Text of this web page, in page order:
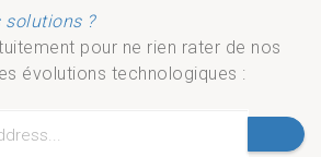
solutions ?
pour ne rien rater de nos
évolutions technologiques :